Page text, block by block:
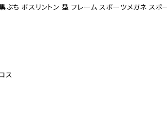
ぶち ボスリントン 型 フレーム スポーツメガネ スポ
ス